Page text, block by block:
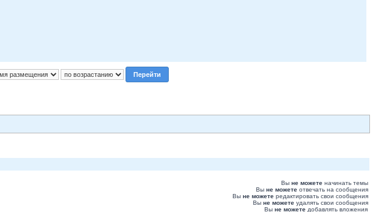
Вы не можете начинать темы
Вы не можете отвечать на сообщения
Вы не можете редактировать свои сообщения
Вы не можете удалять свои сообщения
Вы не можете добавлять вложения